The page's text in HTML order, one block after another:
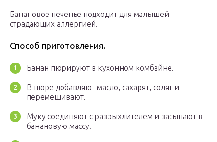
Банановое печенье подходит для малышей,
страдающих аллергией.
Способ приготовления.
Банан пюрируют в кухонном комбайне.
В пюре добавляют масло, сахарят, солят и
перемешивают.
Муку соединяют с разрыхлителем и засыпают в
банановую массу.